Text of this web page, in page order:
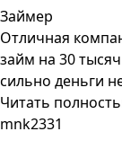
Займер
Отличная
займ на 30
сильно деньги
Читать
mnk2331